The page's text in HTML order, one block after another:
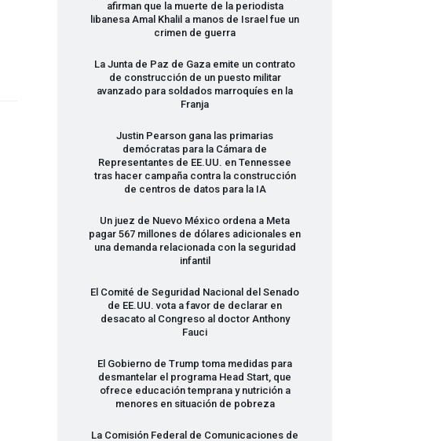
afirman que la muerte de la periodista
libanesa Amal Khalil a manos de Israel fue un
crimen de guerra
La Junta de Paz de Gaza emite un contrato
de construcción de un puesto militar
avanzado para soldados marroquíes en la
Franja
Justin Pearson gana las primarias
demócratas para la Cámara de
Representantes de EE.UU. en Tennessee
tras hacer campaña contra la construcción
de centros de datos para la IA
Un juez de Nuevo México ordena a Meta
pagar 567 millones de dólares adicionales en
una demanda relacionada con la seguridad
infantil
El Comité de Seguridad Nacional del Senado
de EE.UU. vota a favor de declarar en
desacato al Congreso al doctor Anthony
Fauci
El Gobierno de Trump toma medidas para
desmantelar el programa Head Start, que
ofrece educación temprana y nutrición a
menores en situación de pobreza
La Comisión Federal de Comunicaciones de